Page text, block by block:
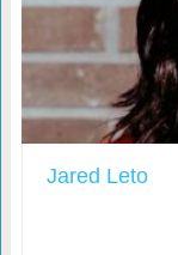
Jared Leto